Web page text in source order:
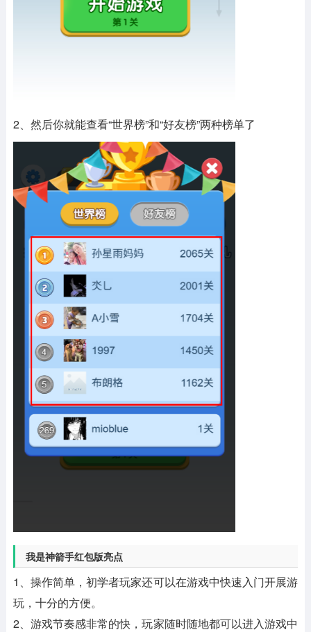
2、然后你就能查看“世界榜”和“好友榜”两种榜单了
我是神箭手红包版亮点
1、操作简单，初学者玩家还可以在游戏中快速入门开展游
玩，十分的方便。
2、游戏节奏感非常的快，玩家随时随地都可以进入游戏中